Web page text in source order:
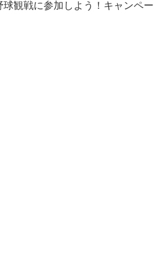
観戦に参加しよう！キャンペー